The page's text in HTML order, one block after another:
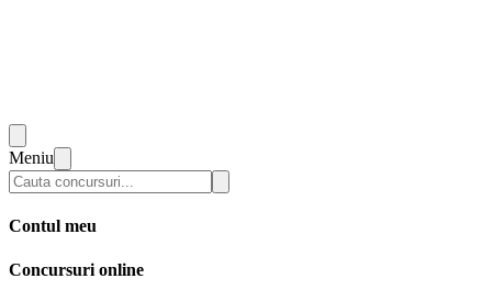
Meniu
Contul meu
Concursuri online